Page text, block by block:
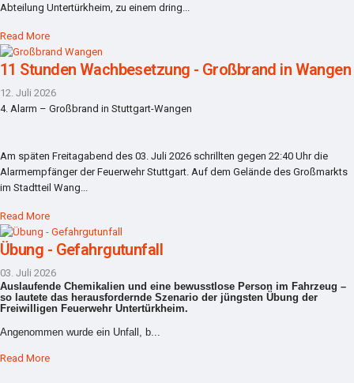
Abteilung Untertürkheim, zu einem dring...
Read More
11 Stunden Wachbesetzung - Großbrand in Wangen
12. Juli 2026
4. Alarm – Großbrand in Stuttgart-Wangen
Am späten Freitagabend des 03. Juli 2026 schrillten gegen 22:40 Uhr die
Alarmempfänger der Feuerwehr Stuttgart. Auf dem Gelände des Großmarkts
im Stadtteil Wang...
Read More
Übung - Gefahrgutunfall
03. Juli 2026
Auslaufende Chemikalien und eine bewusstlose Person im Fahrzeug –
so lautete das herausfordernde Szenario der jüngsten Übung der
Freiwilligen Feuerwehr Untertürkheim.
Angenommen wurde ein Unfall, b...
Read More